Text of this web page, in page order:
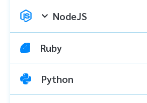
NodeJS
Ruby
Python